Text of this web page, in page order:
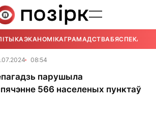
ЭКАНОМІКАГРАМАДСТВАБЯСПЕКА
08:54
парушыла
566 населеных пунктаў